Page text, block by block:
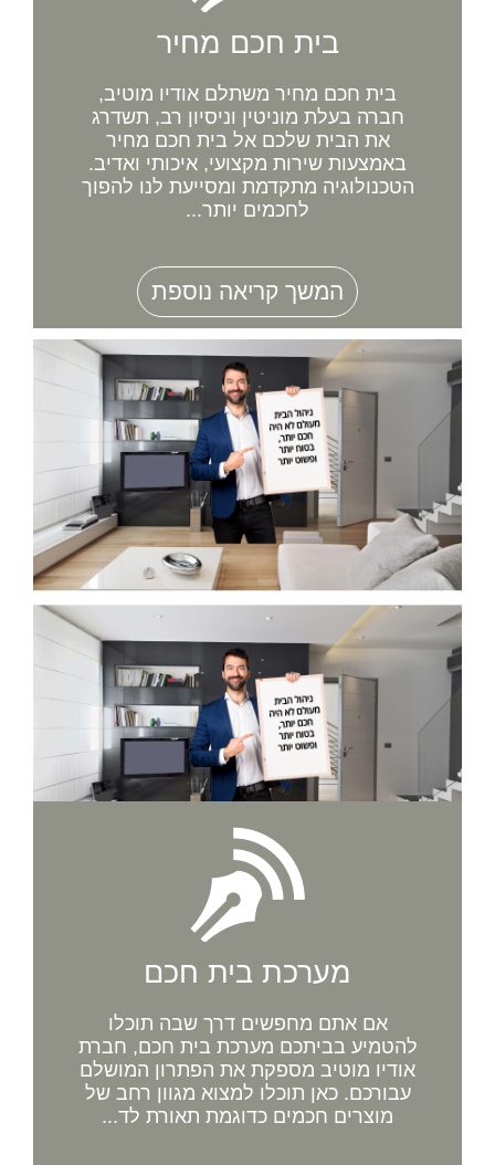
בית חכם מחיר
בית חכם מחיר משתלם אודיו מוטיב,
חברה בעלת מוניטין וניסיון רב, תשדרג
את הבית שלכם אל בית חכם מחיר
באמצעות שירות מקצועי, איכותי ואדיב.
הטכנולוגיה מתקדמת ומסייעת לנו להפוך
לחכמים יותר...
המשך קריאה נוספת
מערכת בית חכם
אם אתם מחפשים דרך שבה תוכלו
להטמיע בביתכם מערכת בית חכם, חברת
אודיו מוטיב מספקת את הפתרון המושלם
עבורכם. כאן תוכלו למצוא מגוון רחב של
מוצרים חכמים כדוגמת תאורת לד...